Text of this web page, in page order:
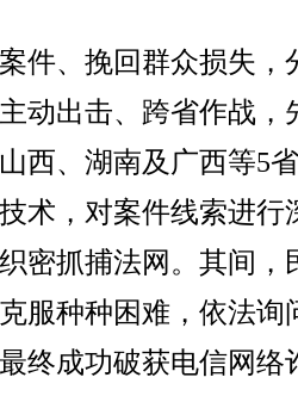
、挽回群众损失，
动出击、跨省作战，
西、湖南及广西等5
术，对案件线索进行
密抓捕法网。其间，
服种种困难，依法询
终成功破获电信网络